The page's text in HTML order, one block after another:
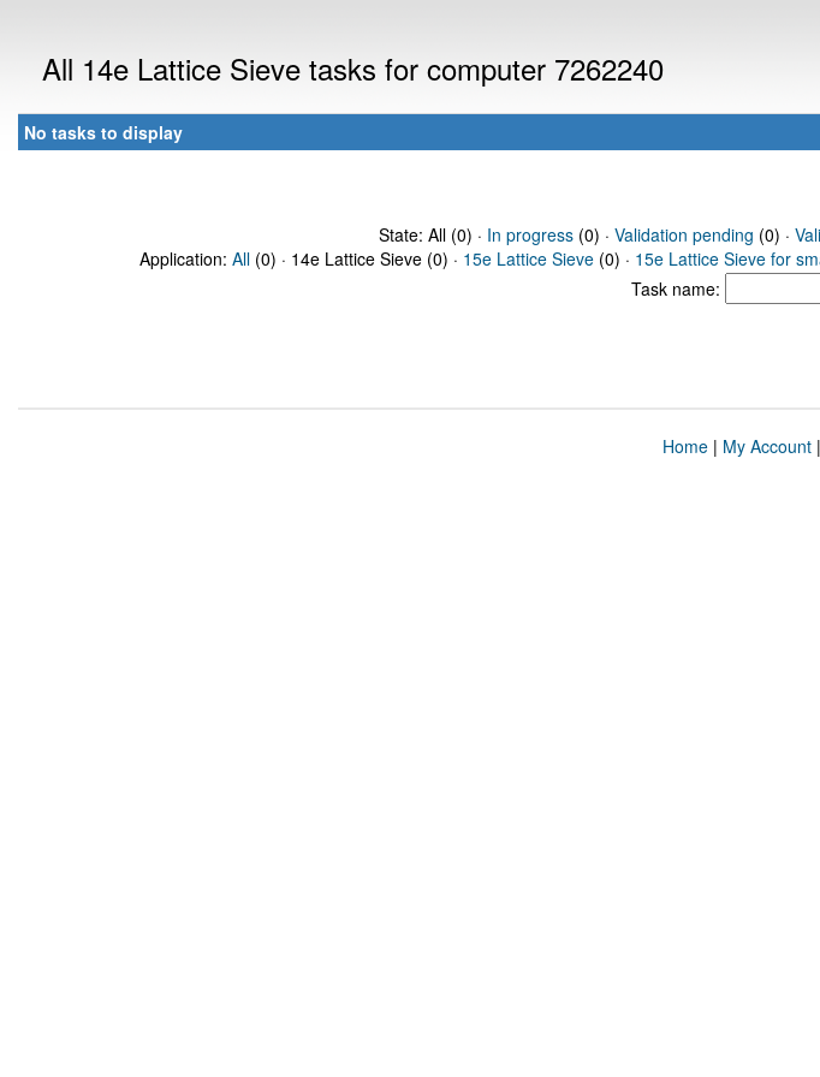
All 14e Lattice Sieve tasks for computer 7262240
No tasks to display
State: All (0) · In progress(0) · Validation pending (0) ·
Application: All (0) · 14e Lattice Sieve (0) · 15e Lattice Sieve (0) · 15e Lattice Sieve for
Task name:
Home| My Account|